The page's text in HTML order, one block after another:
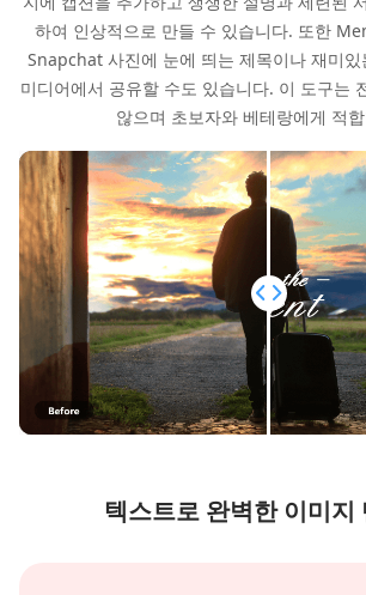
하여 인상적으로 만들 수 있습니다. 또한
Snapchat 사진에 눈에 띄는 제목이나 재미있
미디어에서 공유할 수도 있습니다. 이 도구는
않으며 초보자와 베테랑에게 적
텍스트로 완벽한 이미지